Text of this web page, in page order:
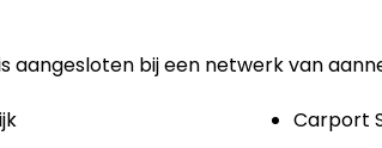
aangesloten bij een netwerk van
Carport